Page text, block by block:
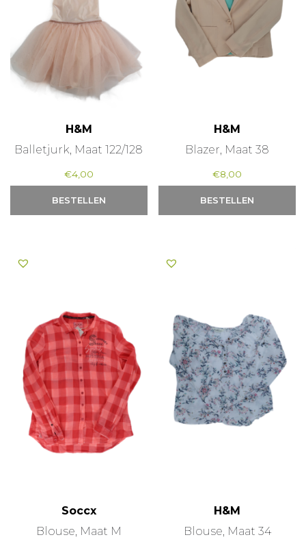
H&M
Balletjurk, Maat 122/128
€4,00
BESTELLEN
H&M
Blazer, Maat 38
€8,00
BESTELLEN
Soccx
Blouse, Maat M
H&M
Blouse, Maat 34